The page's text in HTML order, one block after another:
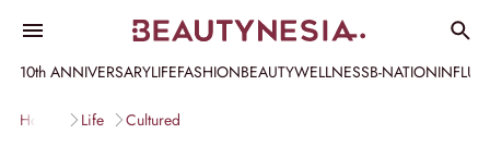
10th ANNIVERSARYLIFEFASHIONBEAUTYWELLNESSB-NATION
Home Life Cultured